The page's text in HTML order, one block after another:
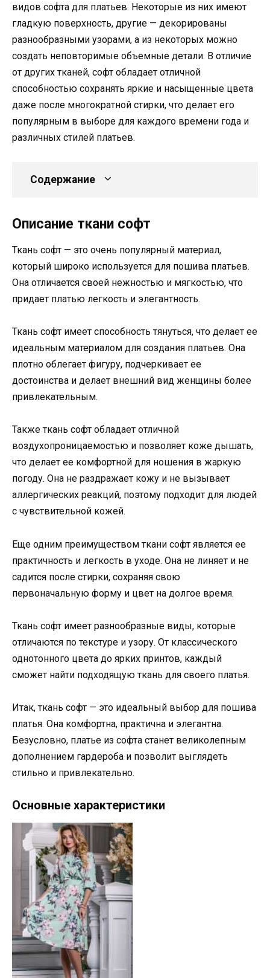
видов софта для платьев. Некоторые из них имеют
гладкую поверхность, другие — декорированы
разнообразными узорами, а из некоторых можно
создать неповторимые объемные детали. В отличие
от других тканей, софт обладает отличной
способностью сохранять яркие и насыщенные цвета
даже после многократной стирки, что делает его
популярным в выборе для каждого времени года и
различных стилей платьев.
Содержание
Описание ткани софт
Ткань софт — это очень популярный материал,
который широко используется для пошива платьев.
Она отличается своей нежностью и мягкостью, что
придает платью легкость и элегантность.
Ткань софт имеет способность тянуться, что делает ее
идеальным материалом для создания платьев. Она
плотно облегает фигуру, подчеркивает ее
достоинства и делает внешний вид женщины более
привлекательным.
Также ткань софт обладает отличной
воздухопроницаемостью и позволяет коже дышать,
что делает ее комфортной для ношения в жаркую
погоду. Она не раздражает кожу и не вызывает
аллергических реакций, поэтому подходит для людей
с чувствительной кожей.
Еще одним преимуществом ткани софт является ее
практичность и легкость в уходе. Она не линяет и не
садится после стирки, сохраняя свою
первоначальную форму и цвет на долгое время.
Ткань софт имеет разнообразные виды, которые
отличаются по текстуре и узору. От классического
однотонного цвета до ярких принтов, каждый
сможет найти подходящую ткань для своего платья.
Итак, ткань софт — это идеальный выбор для пошива
платья. Она комфортна, практична и элегантна.
Безусловно, платье из софта станет великолепным
дополнением гардероба и позволит выглядеть
стильно и привлекательно.
Основные характеристики